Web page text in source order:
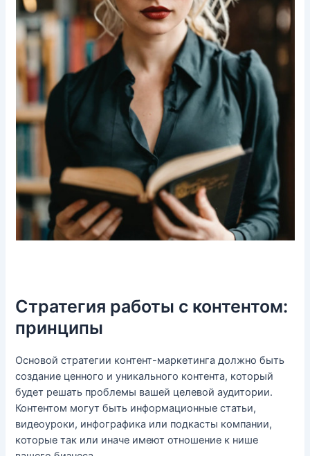
Стратегия работы с контентом:
принципы
Основой стратегии контент-маркетинга должно быть
создание ценного и уникального контента, который
будет решать проблемы вашей целевой аудитории.
Контентом могут быть информационные статьи,
видеоуроки, инфографика или подкасты компании,
которые так или иначе имеют отношение к нише